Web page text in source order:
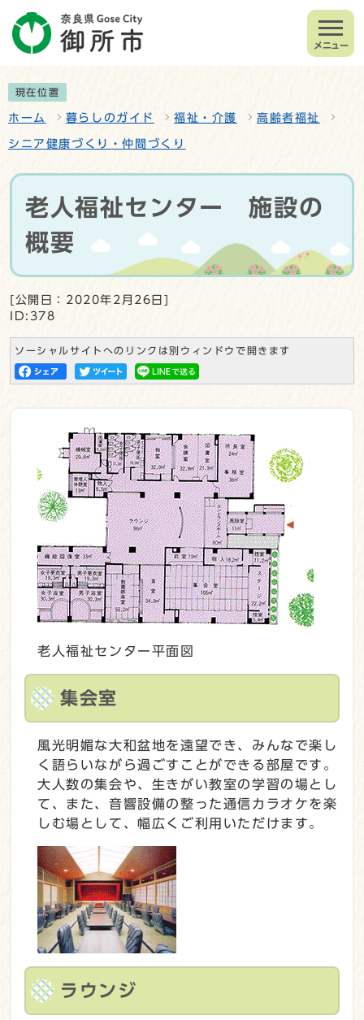
メニュー
現在位置
ホーム 暮らしのガイド 福祉・介護 高齢者福祉
シニア健康づくり・仲間づくり
老人福祉センター 施設の
概要
[公開日：2020年2月26日]
ID:378
ソーシャルサイトへのリンクは別ウィンドウで開きます
老人福祉センター平面図
集会室
風光明媚な大和盆地を遠望でき、みんなで楽し
く語らいながら過ごすことができる部屋です。
大人数の集会や、生きがい教室の学習の場とし
て、また、音響設備の整った通信カラオケを楽
しむ場として、幅広くご利用いただけます。
ラウンジ